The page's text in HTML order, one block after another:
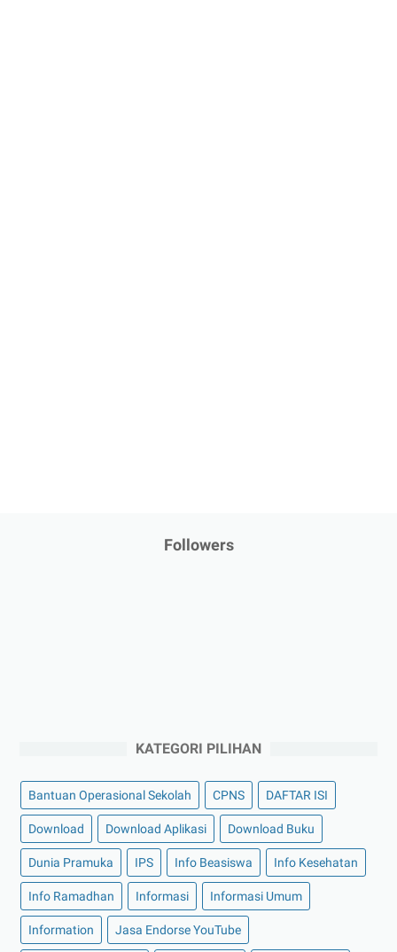
Followers
KATEGORI PILIHAN
Bantuan Operasional Sekolah CPNS DAFTAR ISI
Download Download Aplikasi Download Buku
Dunia Pramuka IPS Info Beasiswa Info Kesehatan
Info Ramadhan Informasi Informasi Umum
Information Jasa Endorse YouTube